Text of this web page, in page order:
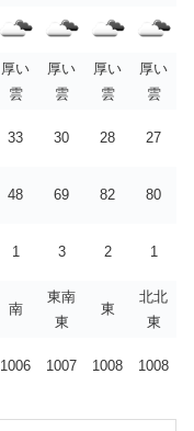
厚い
雲
厚い
雲
厚い
雲
厚い
雲
33 30 28 27
48 69 82 80
1 3 2 1
南
東南
東
東
北北
東
1006 1007 1008 1008